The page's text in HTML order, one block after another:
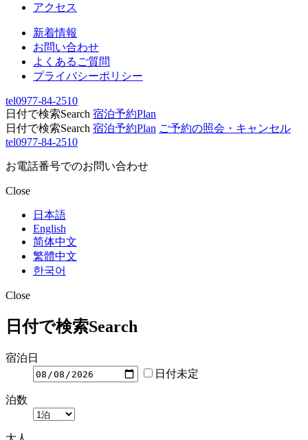
アクセス
新着情報
お問い合わせ
よくあるご質問
プライバシーポリシー
tel0977-84-2510
日付で検索Search 宿泊予約Plan
日付で検索Search 宿泊予約Plan ご予約の照会・キャンセル
tel0977-84-2510
お電話番号でのお問い合わせ
Close
日本語
English
简体中文
繁體中文
한국어
Close
日付で検索Search
宿泊日
日付未定
泊数